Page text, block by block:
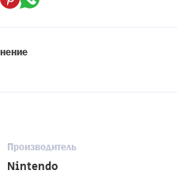
Производитель
Nintendo